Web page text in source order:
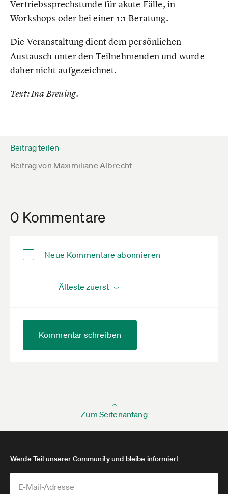
Vertriebssprechstunde für akute Fälle, in
Workshops oder bei einer 1:1 Beratung.
Die Veranstaltung dient dem persönlichen
Austausch unter den Teilnehmenden und wurde
daher nicht aufgezeichnet.
Text: Ina Breuing.
Beitrag teilen
Beitrag von Maximiliane Albrecht
0 Kommentare
Neue Kommentare abonnieren
Kommentar schreiben
Zum Seitenanfang
Werde Teil unserer Community und bleibe informiert